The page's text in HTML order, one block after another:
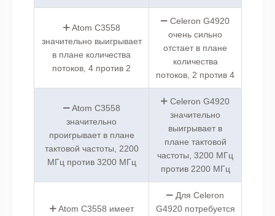
Atom C3558
значительно выигрывает
в плане количества
потоков, 4 против 2
Celeron G4920
очень сильно
отстает в плане
количества
потоков, 2 против 4
Atom C3558
значительно
проигрывает в плане
тактовой частоты, 2200
МГц против 3200 МГц
Celeron G4920
значительно
выигрывает в
плане тактовой
частоты, 3200 МГц
против 2200 МГц
Atom C3558 имеет
Для Celeron
G4920 потребуется